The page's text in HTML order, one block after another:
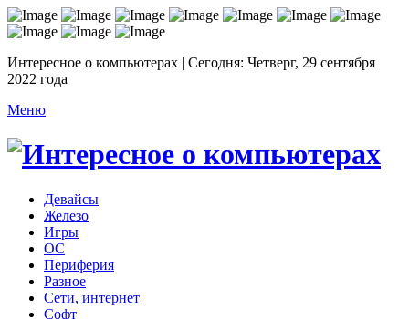
Интересное о компьютерах | Сегодня: Четверг, 29 сентября
2022 года
Меню
Девайсы
Железо
Игры
ОС
Периферия
Разное
Сети, интернет
Софт